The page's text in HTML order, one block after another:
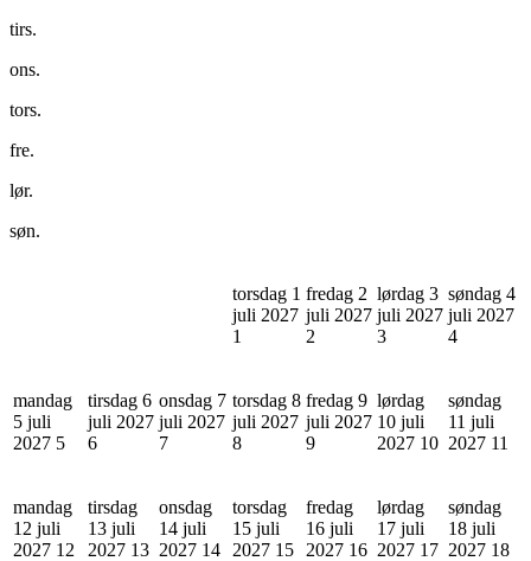
tirs.
ons.
tors.
fre.
lør.
søn.
torsdag 1
juli 2027
1
fredag 2
juli 2027
2
lørdag 3
juli 2027
3
søndag 4
juli 2027
4
mandag
5 juli
2027 5
tirsdag 6
juli 2027
6
onsdag 7
juli 2027
7
torsdag 8
juli 2027
8
fredag 9
juli 2027
9
lørdag
10 juli
2027 10
søndag
11 juli
2027 11
mandag
12 juli
2027 12
tirsdag
13 juli
2027 13
onsdag
14 juli
2027 14
torsdag
15 juli
2027 15
fredag
16 juli
2027 16
lørdag
17 juli
2027 17
søndag
18 juli
2027 18